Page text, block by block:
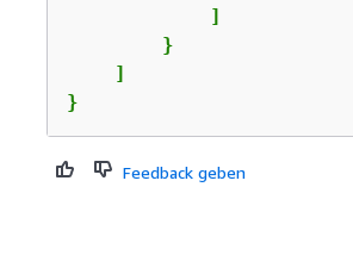
            ]
        }
    ]
}
Feedback geben